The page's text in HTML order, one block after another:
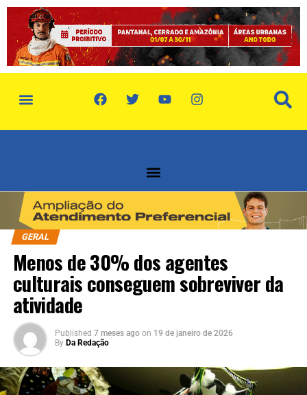
GERAL
Menos de 30% dos agentes
culturais conseguem sobreviver da
atividade
Published 7 meses ago on 19 de janeiro de 2026
By Da Redação